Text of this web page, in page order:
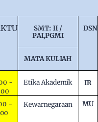
SMT: II /
PAI,PGMI
DSN
MATAKULIAH
-
EtikaAkademik IR
-
Kewarnegaraan MU